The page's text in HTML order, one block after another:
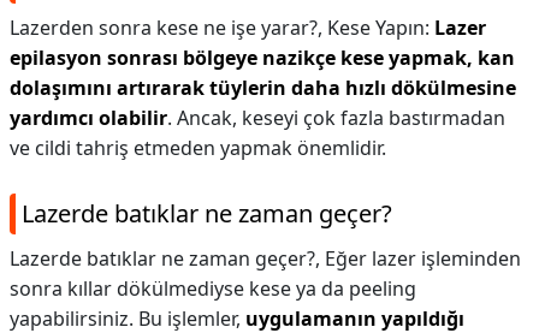
Lazerden sonra kese ne işe yarar?, Kese Yapın: Lazer
epilasyon sonrası bölgeye nazikçe kese yapmak, kan
dolaşımını artırarak tüylerin daha hızlı dökülmesine
yardımcı olabilir. Ancak, keseyi çok fazla bastırmadan
ve cildi tahriş etmeden yapmak önemlidir.
Lazerde batıklar ne zaman geçer?
Lazerde batıklar ne zaman geçer?, Eğer lazer işleminden
sonra kıllar dökülmediyse kese ya da peeling
yapabilirsiniz. Bu işlemler, uygulamanın yapıldığı